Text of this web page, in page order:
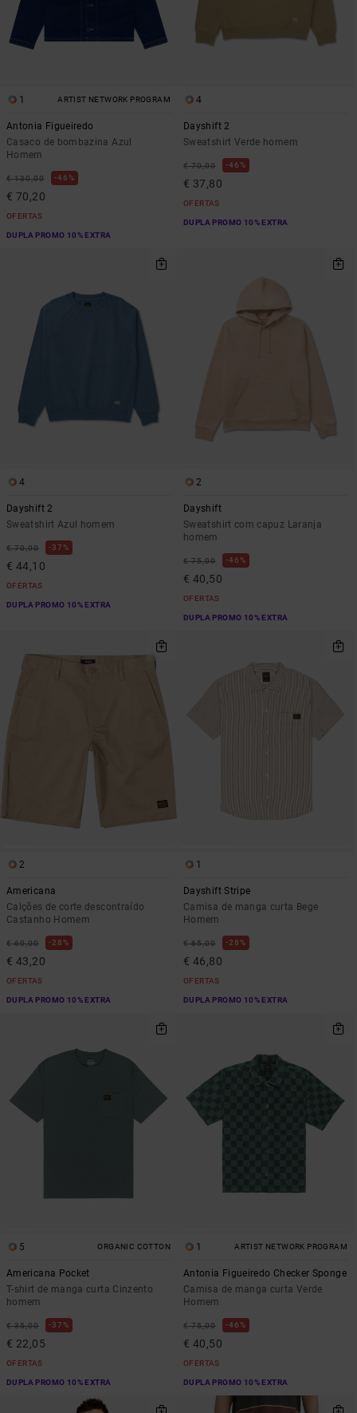
1 ARTIST NETWORK PROGRAM
Antonia Figueiredo
Casaco de bombazina Azul
Homem
€ 130,00 46%
€ 70,20
OFERTAS
DUPLA PROMO 10% EXTRA
4
Dayshift 2
Sweatshirt Verde homem
€ 70,00 46%
€ 37,80
OFERTAS
DUPLA PROMO 10% EXTRA
4
Dayshift 2
Sweatshirt Azul homem
€ 70,00 37%
€ 44,10
OFERTAS
DUPLA PROMO 10% EXTRA
2
Dayshift
Sweatshirt com capuz Laranja
homem
€ 75,00 46%
€ 40,50
OFERTAS
DUPLA PROMO 10% EXTRA
2
Americana
Calções de corte descontraído
Castanho Homem
€ 60,00 28%
€ 43,20
OFERTAS
DUPLA PROMO 10% EXTRA
1
Dayshift Stripe
Camisa de manga curta Bege
Homem
€ 65,00 28%
€ 46,80
OFERTAS
DUPLA PROMO 10% EXTRA
5 ORGANIC COTTON
Americana Pocket
T-shirt de manga curta Cinzento
homem
€ 35,00 37%
€ 22,05
OFERTAS
DUPLA PROMO 10% EXTRA
1 ARTIST NETWORK PROGRAM
Antonia Figueiredo Checker Sponge
Camisa de manga curta Verde
Homem
€ 75,00 46%
€ 40,50
OFERTAS
DUPLA PROMO 10% EXTRA